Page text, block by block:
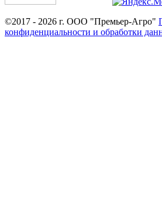
©2017 - 2026 г. ООО "Премьер-Агро"
конфиденциальности и обработки